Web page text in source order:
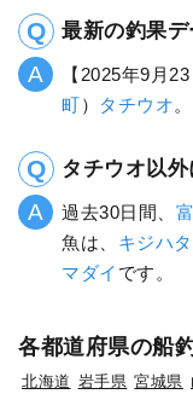
最新の釣果デ
【2025年9月23
町） タチウオ。
タチウオ以
過去30日間、
魚は、 キジハタ
マダイ です。
各都道府県の船
北海道 岩手県 宮城県